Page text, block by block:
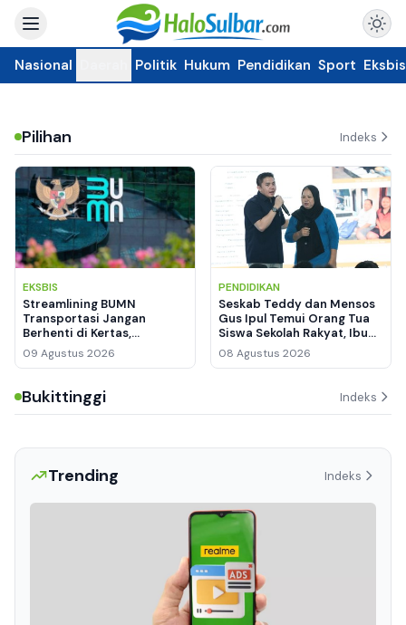
Nasional Politik Hukum Pendidikan Sport Eksbis
Pilihan Indeks
EKSBIS
Streamlining BUMN
Transportasi Jangan
Berhenti di Kertas,
Pengamat: Kinerja
Keuangan dan Kepuasan
09 Agustus 2026
PENDIDIKAN
Seskab Teddy dan Mensos
Gus Ipul Temui Orang Tua
Siswa Sekolah Rakyat, Ibu
Siti Menangis Haru
08 Agustus 2026
Bukittinggi Indeks
Trending Indeks